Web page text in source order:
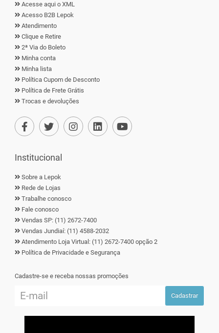
Acesse aqui o XML
Acesso B2B Lepok
Atendimento
Clique e Retire
2ª Via do Boleto
Minha conta
Minha lista
Política Cupom de Desconto
Política de Frete Grátis
Trocas e devoluções
Institucional
Sobre a Lepok
Rede de Lojas
Trabalhe conosco
Fale conosco
Vendas SP: (11) 2672-7400
Vendas Jundiaí: (11) 4588-2032
Atendimento Loja Virtual: (11) 2672-7400 opção 2
Política de Privacidade e Segurança
Cadastre-se e receba nossas promoções
Cadastrar